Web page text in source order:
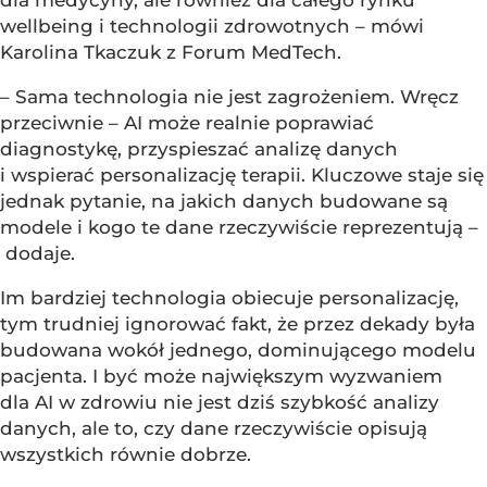
wellbeing i technologii zdrowotnych – mówi
Karolina Tkaczuk z Forum MedTech.
– Sama technologia nie jest zagrożeniem. Wręcz
przeciwnie – AI może realnie poprawiać
diagnostykę, przyspieszać analizę danych
i wspierać personalizację terapii. Kluczowe staje się
jednak pytanie, na jakich danych budowane są
modele i kogo te dane rzeczywiście reprezentują –
dodaje.
Im bardziej technologia obiecuje personalizację,
tym trudniej ignorować fakt, że przez dekady była
budowana wokół jednego, dominującego modelu
pacjenta. I być może największym wyzwaniem
dla AI w zdrowiu nie jest dziś szybkość analizy
danych, ale to, czy dane rzeczywiście opisują
wszystkich równie dobrze.